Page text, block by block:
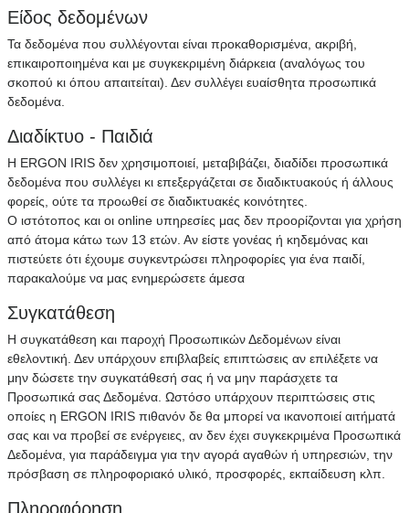
Είδος δεδομένων
Τα δεδομένα που συλλέγονται είναι προκαθορισμένα, ακριβή,
επικαιροποιημένα και με συγκεκριμένη διάρκεια (αναλόγως του
σκοπού κι όπου απαιτείται). Δεν συλλέγει ευαίσθητα προσωπικά
δεδομένα.
Διαδίκτυο - Παιδιά
Η ERGON IRIS δεν χρησιμοποιεί, μεταβιβάζει, διαδίδει προσωπικά
δεδομένα που συλλέγει κι επεξεργάζεται σε διαδικτυακούς ή άλλους
φορείς, ούτε τα προωθεί σε διαδικτυακές κοινότητες.
Ο ιστότοπος και οι online υπηρεσίες μας δεν προορίζονται για χρήση
από άτομα κάτω των 13 ετών. Αν είστε γονέας ή κηδεμόνας και
πιστεύετε ότι έχουμε συγκεντρώσει πληροφορίες για ένα παιδί,
παρακαλούμε να μας ενημερώσετε άμεσα
Συγκατάθεση
Η συγκατάθεση και παροχή Προσωπικών Δεδομένων είναι
εθελοντική. Δεν υπάρχουν επιβλαβείς επιπτώσεις αν επιλέξετε να
μην δώσετε την συγκατάθεσή σας ή να μην παράσχετε τα
Προσωπικά σας Δεδομένα. Ωστόσο υπάρχουν περιπτώσεις στις
οποίες η ERGON IRIS πιθανόν δε θα μπορεί να ικανοποιεί αιτήματά
σας και να προβεί σε ενέργειες, αν δεν έχει συγκεκριμένα Προσωπικά
Δεδομένα, για παράδειγμα για την αγορά αγαθών ή υπηρεσιών, την
πρόσβαση σε πληροφοριακό υλικό, προσφορές, εκπαίδευση κλπ.
Πληροφόρηση